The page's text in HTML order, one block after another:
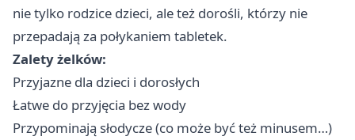
nie tylko rodzice dzieci, ale też dorośli, którzy nie
przepadają za połykaniem tabletek.
Zalety żelków:
Przyjazne dla dzieci i dorosłych
Łatwe do przyjęcia bez wody
Przypominają słodycze (co może być też minusem…)